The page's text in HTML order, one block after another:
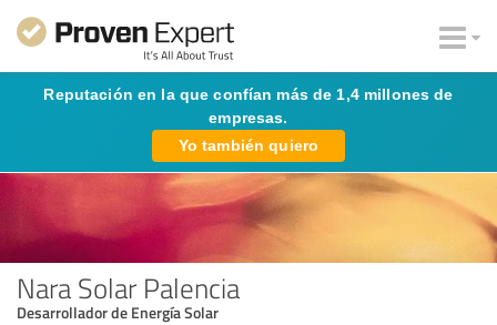
Reputación en la que confían más de 1,4 millones de
empresas.
Yo también quiero
Nara Solar Palencia
Desarrollador de Energía Solar